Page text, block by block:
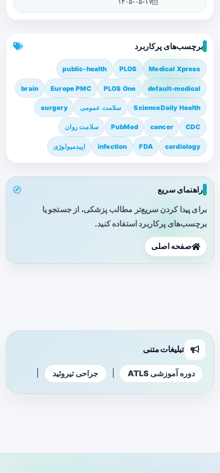
۱۴۰۵-۰۵-۱۷
برچسب‌های پرکاربرد
Medical Xpress
PLOS
public-health
default-medical
PLOS One
Europe PMC
brain
ScienceDaily Health سلامت عمومی surgery
CDC
cancer
PubMed سلامت روان
cardiology
FDA
infection اپیدمیولوژی
راهنمای سریع
برای پیدا کردن سریع‌تر مطالب پزشکی، از جستجو یا
برچسب‌های پرکاربرد استفاده کنید.
صفحه اصلی
تبلیغات متنی
دوره آموزشی ATLS جراحی تیروئید